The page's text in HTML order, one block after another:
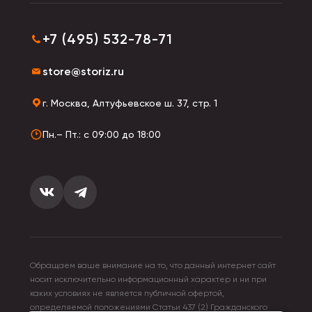
+7 (495) 532-78-71
store@storiz.ru
г. Москва, Алтуфьевское ш. 37, стр. 1
Пн.– Пт.: с 09:00 до 18:00
Обращаем ваше внимание на то, что данный интернет сайт
носит исключительно информационный характер и ни при
каких условиях не является публичной офертой,
определяемой положениями Статьи 437 (2) Гражданского